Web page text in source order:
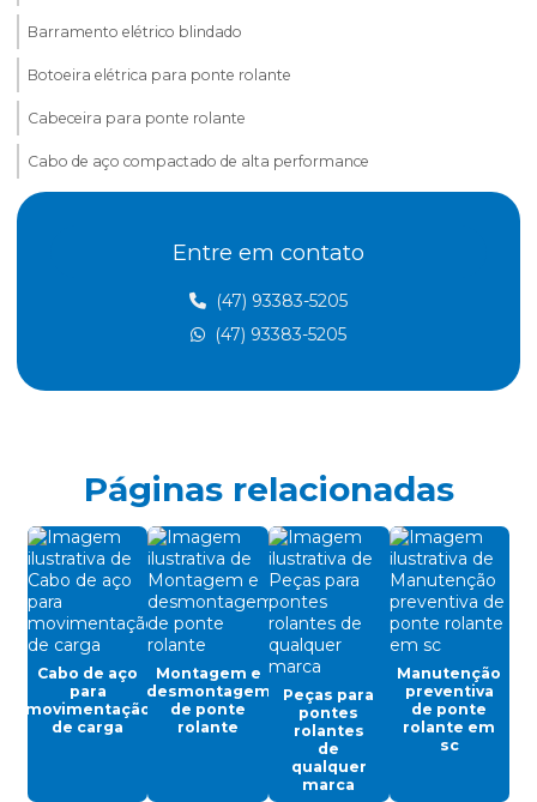
Barramento elétrico blindado
Botoeira elétrica para ponte rolante
Cabeceira para ponte rolante
Cabo de aço compactado de alta performance
Cabo de aço para elevadores
Cabo de aço para içamento de carga
Cabo de aço para movimentação de carga
Célula carga industrial
Célula de carga para ponte rolante
Chave fim de curso para ponte rolante
Controle remoto para ponte rolante
Cortina de cabo ponte rolante
Discos de freios ponte rolante multimarcas
Distribuidor autorizado swf krantechnik brasil
Entre em contato
(47) 93383-5205
(47) 93383-5205
Páginas relacionadas
Cabo de aço
para
movimentação
de carga
Montagem e
desmontagem
de ponte
rolante
Peças para
pontes
rolantes
de
qualquer
marca
Manutenção
preventiva
de ponte
rolante em
sc